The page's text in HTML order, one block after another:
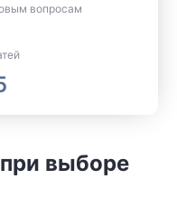
вопросам
выборе